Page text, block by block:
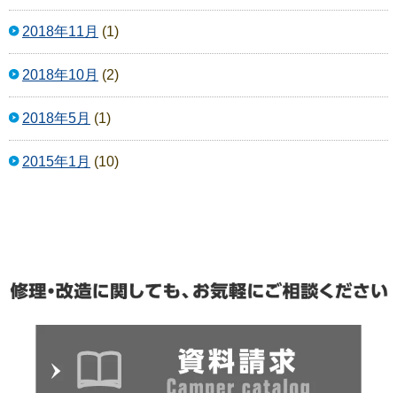
2018年11月 (1)
2018年10月 (2)
2018年5月 (1)
2015年1月 (10)